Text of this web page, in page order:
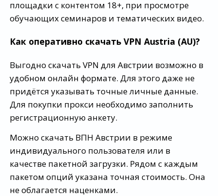
площадки с контентом 18+, при просмотре
обучающих семинаров и тематических видео.
Как оперативно скачать VPN Austria (AU)?
Выгодно скачать VPN для Австрии возможно в
удобном онлайн формате. Для этого даже не
придётся указывать точные личные данные.
Для покупки прокси необходимо заполнить
регистрационную анкету.
Можно скачать ВПН Австрии в режиме
индивидуального пользователя или в
качестве пакетной загрузки. Рядом с каждым
пакетом опций указана точная стоимость. Она
не облагается наценками.